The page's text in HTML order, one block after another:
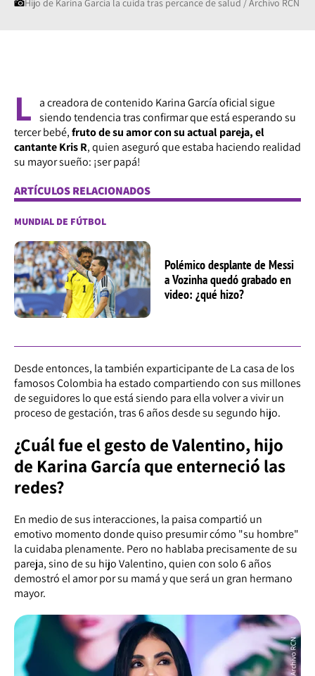
L
a creadora de contenido Karina García oficial sigue
siendo tendencia tras confirmar que está esperando su
tercer bebé,fruto de su amor con su actual pareja, el
cantante Kris R, quien aseguró que estaba haciendo realidad
su mayor sueño: ¡ser papá!
ARTÍCULOS RELACIONADOS
MUNDIAL DE FÚTBOL
Polémico desplante de Messi
a Vozinha quedó grabado en
video: ¿qué hizo?
Desde entonces, la también exparticipante de La casa de los
famosos Colombia ha estado compartiendo con sus millones
de seguidores lo que está siendo para ella volver a vivir un
proceso de gestación, tras 6 años desde su segundo hijo.
¿Cuál fue el gesto de Valentino, hijo
de Karina García que enterneció las
redes?
En medio de sus interacciones, la paisa compartió un
emotivo momento donde quiso presumir cómo "su hombre"
la cuidaba plenamente. Pero no hablaba precisamente de su
pareja, sino de su hijo Valentino, quien con solo 6 años
demostró el amor por su mamá y que será un gran hermano
mayor.